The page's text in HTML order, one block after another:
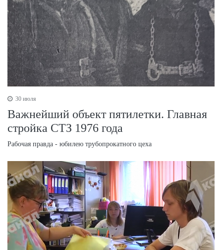
30 июля
Важнейший объект пятилетки. Главная
стройка СТЗ 1976 года
Рабочая правда - юбилею трубопрокатного цеха